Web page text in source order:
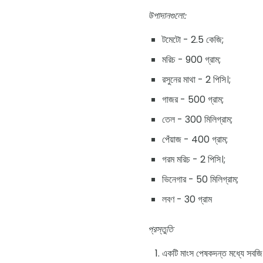
উপাদানগুলো:
টমেটো - 2.5 কেজি;
মরিচ - 900 গ্রাম;
রসুনের মাথা - 2 পিসি।;
গাজর - 500 গ্রাম;
তেল - 300 মিলিগ্রাম;
পেঁয়াজ - 400 গ্রাম;
গরম মরিচ - 2 পিসি।;
ভিনেগার - 50 মিলিগ্রাম;
লবণ - 30 গ্রাম
প্রস্তুতি
একটি মাংস পেষকদন্ত মধ্যে